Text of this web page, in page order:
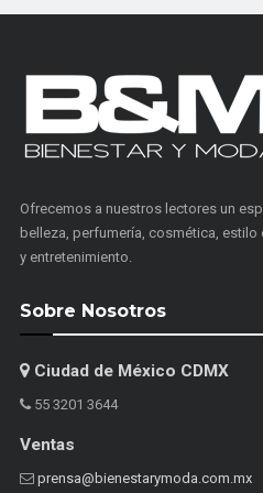
Ofrecemos a nuestros lectores un
belleza, perfumería, cosmética,
y entretenimiento.
Sobre Nosotros
Ciudad de México CDMX
55 3201 3644
Ventas
prensa@bienestarymoda.com.mx